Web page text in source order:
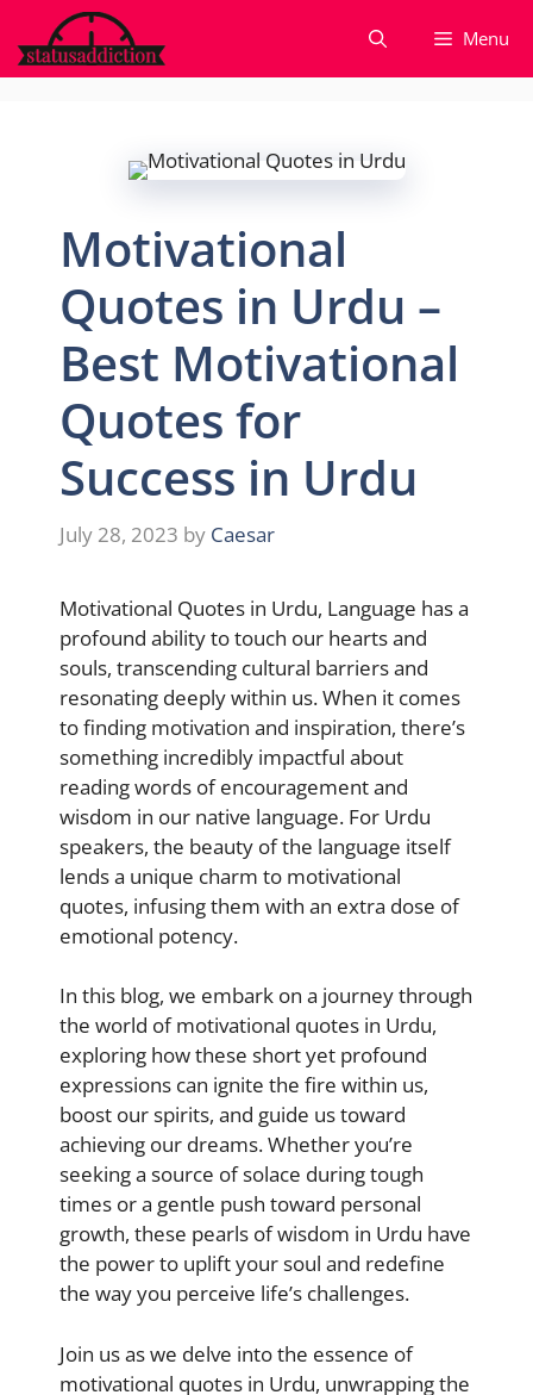
to
content
Menu
Motivational
Quotes in Urdu –
Best Motivational
Quotes for
Success in Urdu
July 28, 2023 by Caesar
Motivational Quotes in Urdu, Language has a
profound ability to touch our hearts and
souls, transcending cultural barriers and
resonating deeply within us. When it comes
to finding motivation and inspiration, there’s
something incredibly impactful about
reading words of encouragement and
wisdom in our native language. For Urdu
speakers, the beauty of the language itself
lends a unique charm to motivational
quotes, infusing them with an extra dose of
emotional potency.
In this blog, we embark on a journey through
the world of motivational quotes in Urdu,
exploring how these short yet profound
expressions can ignite the fire within us,
boost our spirits, and guide us toward
achieving our dreams. Whether you’re
seeking a source of solace during tough
times or a gentle push toward personal
growth, these pearls of wisdom in Urdu have
the power to uplift your soul and redefine
the way you perceive life’s challenges.
Join us as we delve into the essence of
motivational quotes in Urdu, unwrapping the